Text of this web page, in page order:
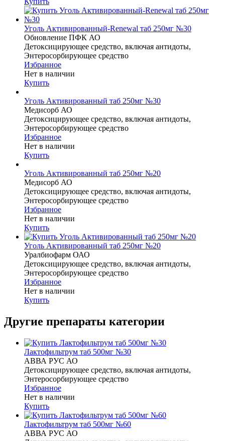
Уголь Активированный-Renewal таб 250мг №30
Обновление ПФК АО
Детоксицирующее средство, включая антидоты,
Энтеросорбирующее средство
Избранное
Нет в наличии
Купить
Уголь Активированный таб 250мг №30
Медисорб АО
Детоксицирующее средство, включая антидоты,
Энтеросорбирующее средство
Избранное
Нет в наличии
Купить
Уголь Активированный таб 250мг №20
Медисорб АО
Детоксицирующее средство, включая антидоты,
Энтеросорбирующее средство
Избранное
Нет в наличии
Купить
Уголь Активированный таб 250мг №20
Уралбиофарм ОАО
Детоксицирующее средство, включая антидоты,
Энтеросорбирующее средство
Избранное
Нет в наличии
Купить
Другие препараты категории
Лактофильтрум таб 500мг №30
АВВА РУС АО
Детоксицирующее средство, включая антидоты,
Энтеросорбирующее средство
Избранное
Нет в наличии
Купить
Лактофильтрум таб 500мг №60
АВВА РУС АО